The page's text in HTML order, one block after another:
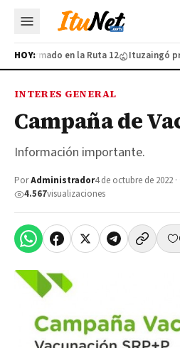
HOY:
armado en la Ruta 12 Ituzaingó
INTERES GENERAL
Campaña de
Información importante.
PorAdministrador4 de octubre de 2022 ·
4.567visualizaciones